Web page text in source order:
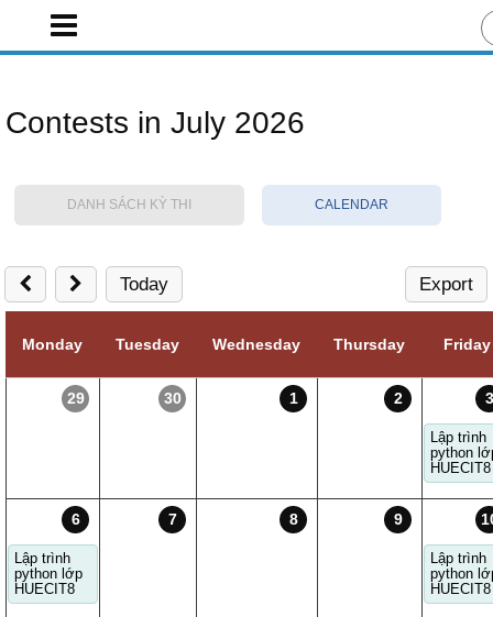
Contests in July 2026
DANH SÁCH KỲ THI CALENDAR
Today Export
Monday Tuesday Wednesday Thursday Friday
29 30 1 2 3
Lập trình
python
HUECIT8
6
Lập trình
python lớp
HUECIT8
7 8 9
Lập trình
python
HUECIT8